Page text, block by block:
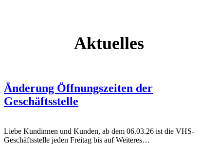
Aktuelles
Änderung Öffnungszeiten der
Geschäftsstelle
Liebe Kundinnen und Kunden, ab dem 06.03.26 ist die VHS-
Geschäftsstelle jeden Freitag bis auf Weiteres…